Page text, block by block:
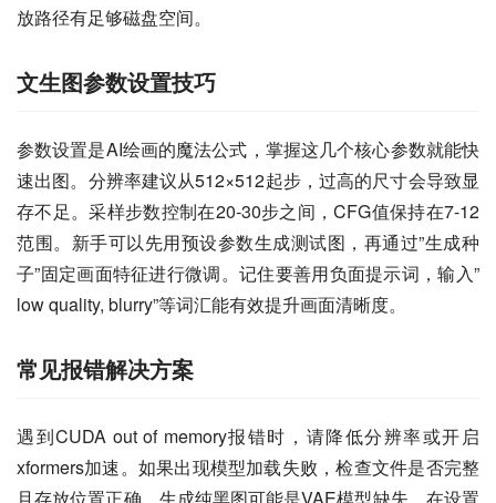
放路径有足够磁盘空间。
文生图参数设置技巧
参数设置是AI绘画的魔法公式，掌握这几个核心参数就能快
速出图。分辨率建议从512×512起步，过高的尺寸会导致显
存不足。采样步数控制在20-30步之间，CFG值保持在7-12
范围。新手可以先用预设参数生成测试图，再通过”生成种
子”固定画面特征进行微调。记住要善用负面提示词，输入”
low quality, blurry”等词汇能有效提升画面清晰度。
常见报错解决方案
遇到CUDA out of memory报错时，请降低分辨率或开启
xformers加速。如果出现模型加载失败，检查文件是否完整
且存放位置正确。生成纯黑图可能是VAE模型缺失，在设置